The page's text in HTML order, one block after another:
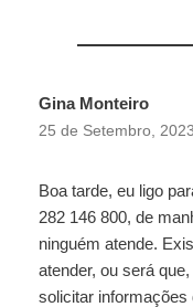
Gina Monteiro
25 de Setembro,
Boa tarde, eu ligo
282 146 800, de
ninguém atende.
atender, ou será
solicitar informações